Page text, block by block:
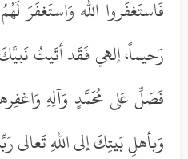
فَاستَغفَروا الله وَاستَغفَرَ
رَحيماً، إلهي فَقَد أتَيتُ
فَصَلِّ عَلى مُحَمَّدٍ وَآلِهِ
وَبأهلِ بَيتِكَ إلى اللهِ تَعالى